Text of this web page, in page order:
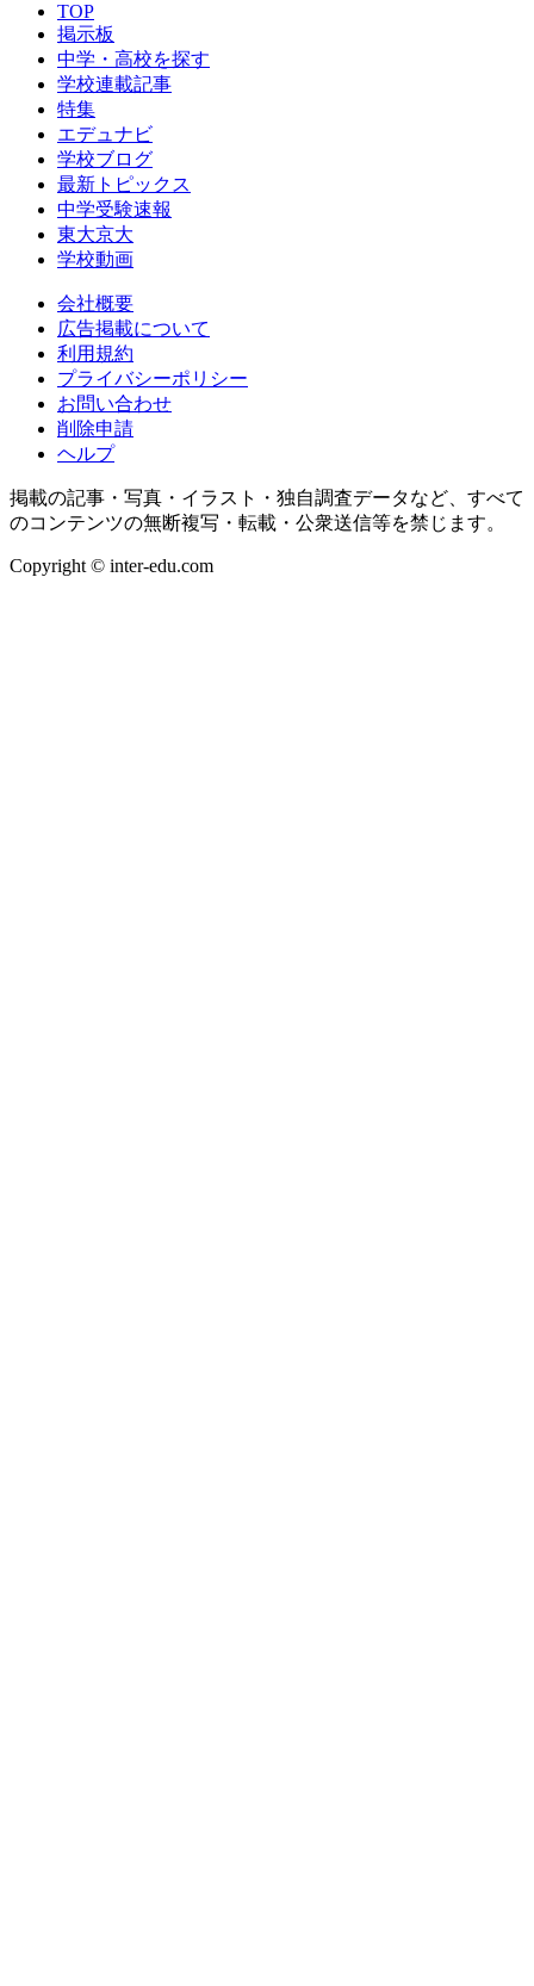
TOP
掲示板
中学・高校を探す
学校連載記事
特集
エデュナビ
学校ブログ
最新トピックス
中学受験速報
東大京大
学校動画
会社概要
広告掲載について
利用規約
プライバシーポリシー
お問い合わせ
削除申請
ヘルプ
掲載の記事・写真・イラスト・独自調査データなど、すべて
のコンテンツの無断複写・転載・公衆送信等を禁じます。
Copyright © inter-edu.com